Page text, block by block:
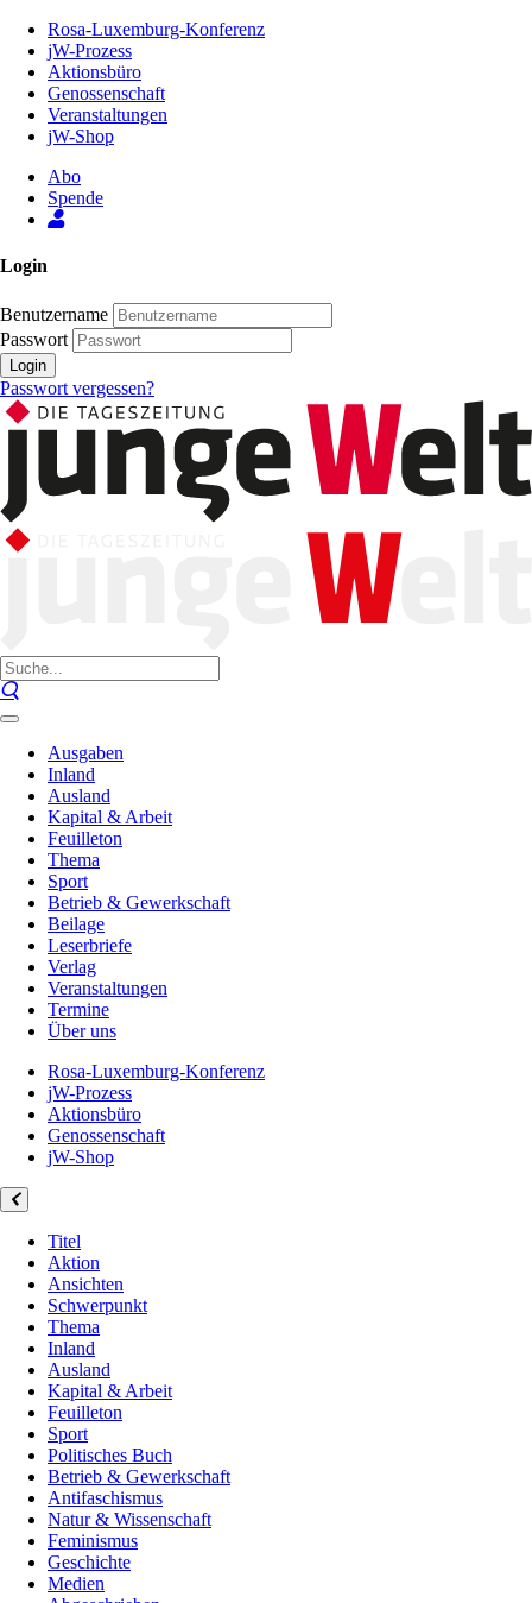
Inhalt
Seite
Rosa-Luxemburg-Konferenz
jW-Prozess
Aktionsbüro
Genossenschaft
Veranstaltungen
jW-Shop
Abo
Spende
Login
Benutzername
Passwort
Login
Passwort vergessen?
Ausgaben
Inland
Ausland
Kapital & Arbeit
Feuilleton
Thema
Sport
Betrieb & Gewerkschaft
Beilage
Leserbriefe
Verlag
Veranstaltungen
Termine
Über uns
Rosa-Luxemburg-Konferenz
jW-Prozess
Aktionsbüro
Genossenschaft
jW-Shop
Titel
Aktion
Ansichten
Schwerpunkt
Thema
Inland
Ausland
Kapital & Arbeit
Feuilleton
Sport
Politisches Buch
Betrieb & Gewerkschaft
Antifaschismus
Natur & Wissenschaft
Feminismus
Geschichte
Medien